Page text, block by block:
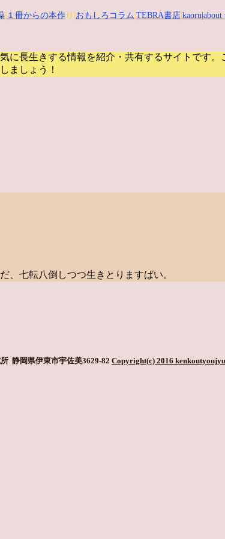
１冊からの本作 り| おもしろコラム TEBRA書店 kaoru |about
に長生きする情報を紹介・共有するサイトです。
ましょう！
、七転八倒しつつ生きとりますばい。
静岡県伊東市宇佐美3629-82 Copyright(c) 2016